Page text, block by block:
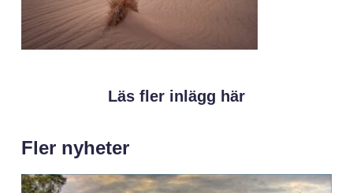
Läs fler inlägg här
Fler nyheter